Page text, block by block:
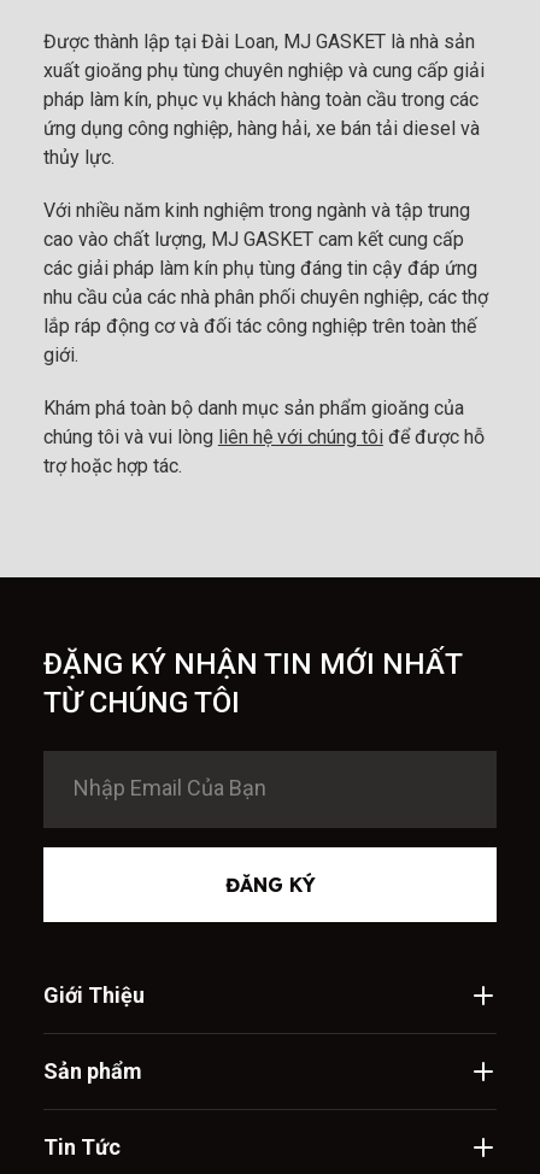
Được thành lập tại Đài Loan, MJ GASKET là nhà sản
xuất gioăng phụ tùng chuyên nghiệp và cung cấp giải
pháp làm kín, phục vụ khách hàng toàn cầu trong các
ứng dụng công nghiệp, hàng hải, xe bán tải diesel và
thủy lực.
Với nhiều năm kinh nghiệm trong ngành và tập trung
cao vào chất lượng, MJ GASKET cam kết cung cấp
các giải pháp làm kín phụ tùng đáng tin cậy đáp ứng
nhu cầu của các nhà phân phối chuyên nghiệp, các thợ
lắp ráp động cơ và đối tác công nghiệp trên toàn thế
giới.
Khám phá toàn bộ danh mục sản phẩm gioăng của
chúng tôi và vui lòng liên hệ với chúng tôiđể được hỗ
trợ hoặc hợp tác.
ĐẶNG KÝ NHẬN TIN MỚI NHẤT
TỪ CHÚNG TÔI
ĐĂNG KÝ
Giới Thiệu
Sản phẩm
Tin Tức